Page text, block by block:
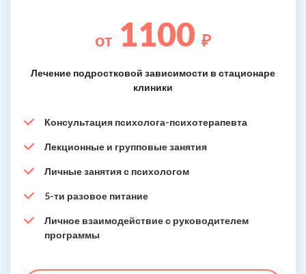
от 1100 ₽
Лечение подростковой зависимости в стационаре
клиники
Консультация психолога-психотерапевта
Лекционные и групповые занятия
Личные занятия с психологом
5-ти разовое питание
Личное взаимодействие с руководителем
программы